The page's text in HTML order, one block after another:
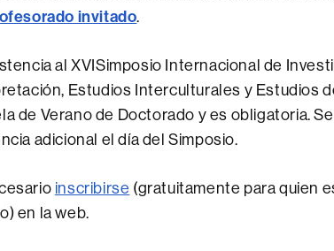
invitado.
al XVISimposio Internacional de
Estudios Interculturales y Estudios
de Verano de Doctorado y es obligatoria.
adicional el día del Simposio.
inscribirse (gratuitamente para quien
en la web.